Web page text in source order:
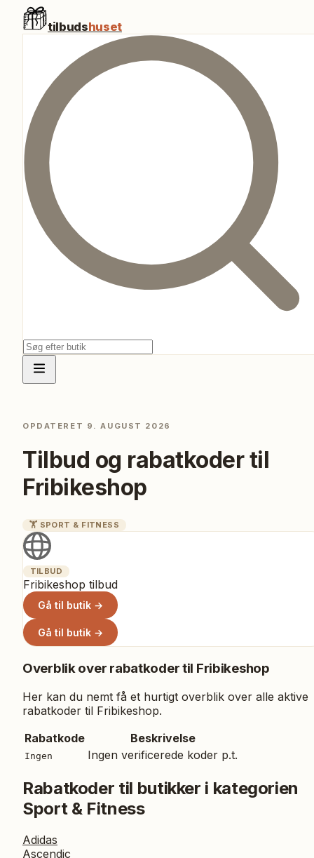
tilbudshuset
OPDATERET 9. AUGUST 2026
Tilbud og rabatkoder til
Fribikeshop
🏋️ SPORT & FITNESS
TILBUD
Fribikeshop tilbud
Gå til butik →
Gå til butik →
Overblik over rabatkoder til Fribikeshop
Her kan du nemt få et hurtigt overblik over alle aktive
rabatkoder til Fribikeshop.
Rabatkode
Beskrivelse
Ingen Ingen verificerede koder p.t.
Rabatkoder til butikker i kategorien
Sport & Fitness
Adidas
Ascendic